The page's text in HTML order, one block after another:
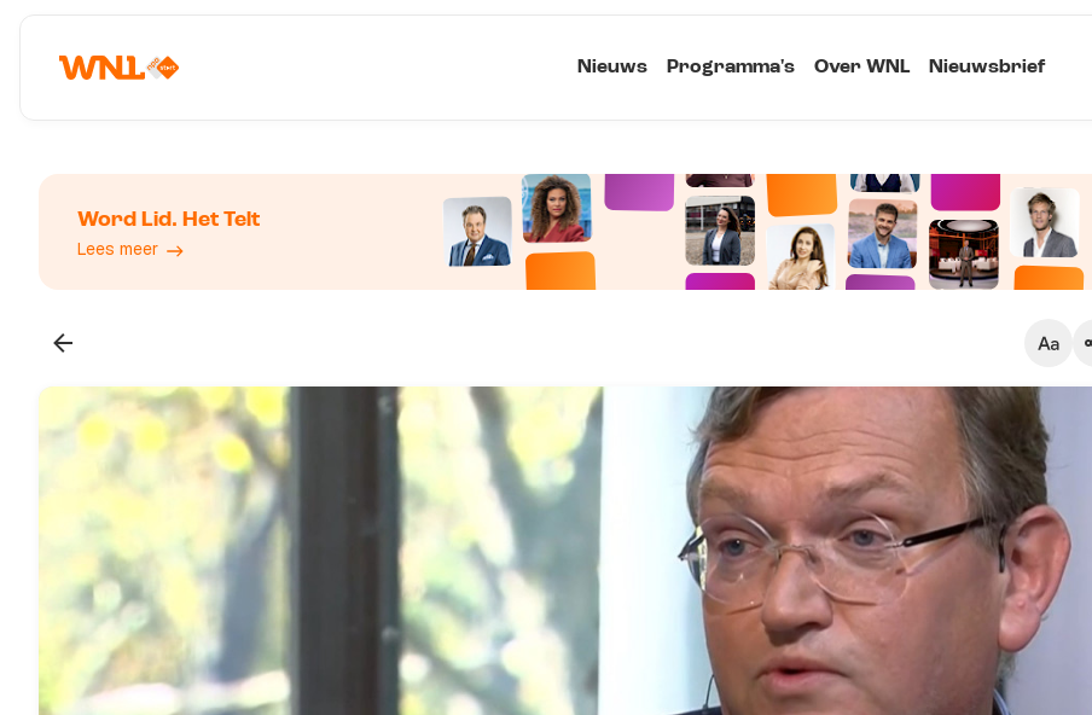
Nieuws Programma's Over WNL Nieuwsbrief
Word Lid. Het Telt
Lees meer
Klein
Standaard
Groot
Kopieer link